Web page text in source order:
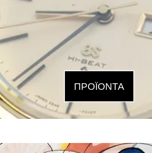
ΠΡΟΪΌΝΤΑ